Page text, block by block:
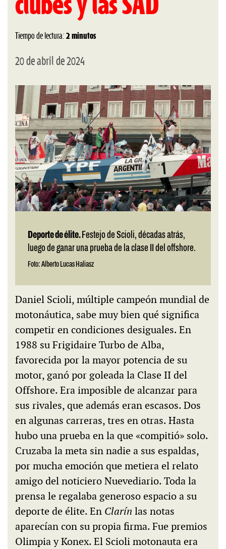
clubes y las SAD
Tiempo de lectura: 2 minutos
20 de abril de 2024
Deporte de élite. Festejo de Scioli, décadas atrás,
luego de ganar una prueba de la clase II del offshore.
Foto: Alberto Lucas Haliasz
Daniel Scioli, múltiple campeón mundial de
motonáutica, sabe muy bien qué significa
competir en condiciones desiguales. En
1988 su Frigidaire Turbo de Alba,
favorecida por la mayor potencia de su
motor, ganó por goleada la Clase II del
Offshore. Era imposible de alcanzar para
sus rivales, que además eran escasos. Dos
en algunas carreras, tres en otras. Hasta
hubo una prueba en la que «compitió» solo.
Cruzaba la meta sin nadie a sus espaldas,
por mucha emoción que metiera el relato
amigo del noticiero Nuevediario. Toda la
prensa le regalaba generoso espacio a su
deporte de élite. En Clarín las notas
aparecían con su propia firma. Fue premios
Olimpia y Konex. El Scioli motonauta era